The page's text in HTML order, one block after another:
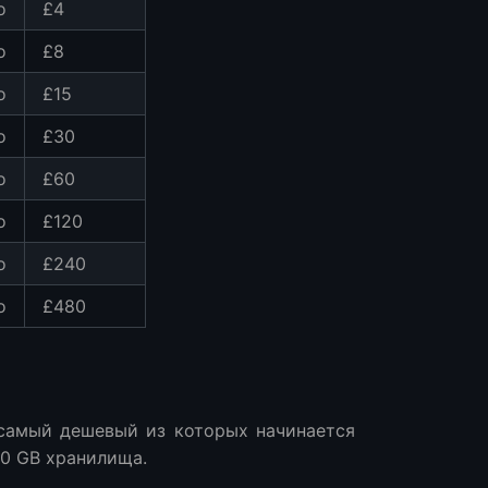
£4
£8
£15
£30
£60
£120
£240
£480
дешевый из которых начинается
GB хранилища.